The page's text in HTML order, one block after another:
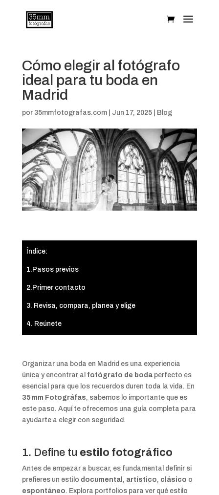
Cómo elegir al fotógrafo
ideal para tu boda en
Madrid
por 35mmfotografas.com| Jun 17, 2025| Blog
Índice:
1.Pasos previos
2.Primer contacto
3. Revisa, compara, planea y elige
4. Reúnete
Organizar una boda en Madrid es una experiencia
única y encontrar al fotógrafo de bodaperfecto es
esencial para que los recuerdos duren toda la vida. En
35 mm Fotográfas, sabemos lo importante que es
este paso. Aquí te ofrecemos una guía completa para
ayudarte a elegir con seguridad.
1. Define tu estilo fotográfico
Antes de empezar a buscar, es fundamental definir si
prefieres un estilo documental , artístico, clásico o
espontáneo. Explora portfolios para ver qué estilo